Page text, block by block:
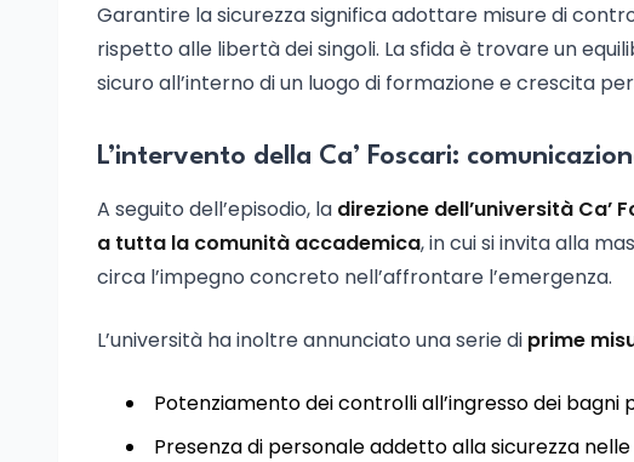
Garantire la sicurezza significa adottare misure di
rispetto alle libertà dei singoli. La sfida è trovare un
sicuro all’interno di un luogo di formazione e crescita
L’intervento della Ca’ Foscari:
A seguito dell’episodio, la direzione dell’università Ca’
a tutta la comunità accademica, in cui si invita alla
circa l’impegno concreto nell’affrontare l’emergenza.
L’università ha inoltre annunciato una serie di prime
Potenziamento dei controlli all’ingresso dei bagni
Presenza di personale addetto alla sicurezza nelle